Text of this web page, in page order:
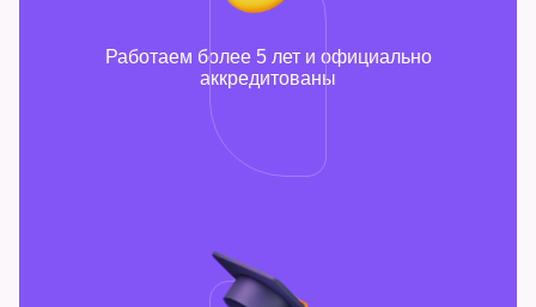
Работаем более 5 лет и официально
аккредитованы